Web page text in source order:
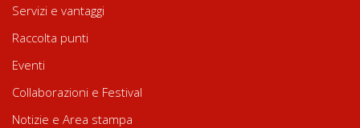
Servizi e vantaggi
Raccolta punti
Eventi
Collaborazioni e Festival
Notizie e Area stampa